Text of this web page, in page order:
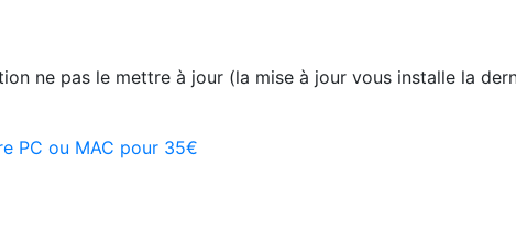
ne pas le mettre à jour (la mise à jour vous installe la
PC ou MAC pour 35€